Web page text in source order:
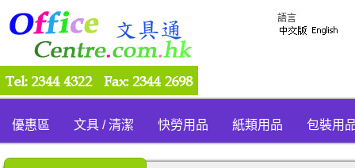
語言
優惠區 文具 / 清潔 快勞用品 紙類用品 包裝用